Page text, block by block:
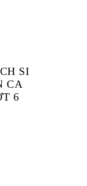
SI
CA
6